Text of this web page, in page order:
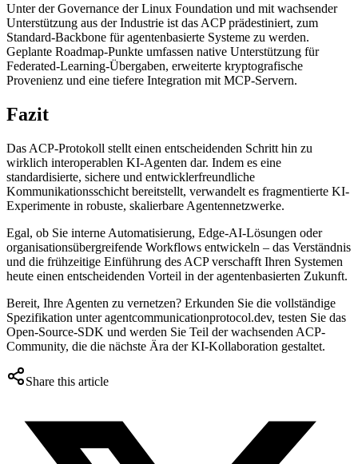
Unter der Governance der Linux Foundation und mit wachsender
Unterstützung aus der Industrie ist das ACP prädestiniert, zum
Standard-Backbone für agentenbasierte Systeme zu werden.
Geplante Roadmap-Punkte umfassen native Unterstützung für
Federated-Learning-Übergaben, erweiterte kryptografische
Provenienz und eine tiefere Integration mit MCP-Servern.
Fazit
Das ACP-Protokoll stellt einen entscheidenden Schritt hin zu
wirklich interoperablen KI-Agenten dar. Indem es eine
standardisierte, sichere und entwicklerfreundliche
Kommunikationsschicht bereitstellt, verwandelt es fragmentierte KI-
Experimente in robuste, skalierbare Agentennetzwerke.
Egal, ob Sie interne Automatisierung, Edge-AI-Lösungen oder
organisationsübergreifende Workflows entwickeln – das Verständnis
und die frühzeitige Einführung des ACP verschafft Ihren Systemen
heute einen entscheidenden Vorteil in der agentenbasierten Zukunft.
Bereit, Ihre Agenten zu vernetzen? Erkunden Sie die vollständige
Spezifikation unter agentcommunicationprotocol.dev, testen Sie das
Open-Source-SDK und werden Sie Teil der wachsenden ACP-
Community, die die nächste Ära der KI-Kollaboration gestaltet.
Share this article